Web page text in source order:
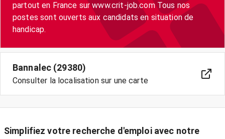
partout en France sur www.crit-job.com Tous nos
postes sont ouverts aux candidats en situation de
handicap.
Bannalec (29380)
Consulter la localisation sur une carte
Simplifiez votre recherche d'emploi avec notre